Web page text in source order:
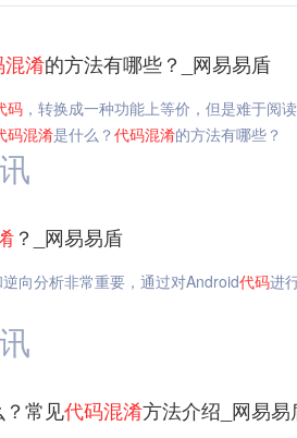
混淆的方法有哪些？_网易易盾
码 ，转换成一种功能上等价，但是难于阅
码混淆是什么？ 代码混淆的方法有哪些？
？_网易易盾
向分析非常重要，通过对Android代码进
常见代码混淆方法介绍_网易易